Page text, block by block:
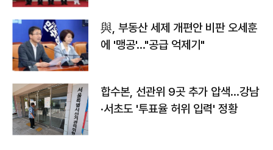
與, 부동산 세제 개편안 비판 오세훈
에 '맹공'…"공급 억제기"
합수본, 선관위 9곳 추가 압색…강남
·서초도 '투표율 허위 입력' 정황